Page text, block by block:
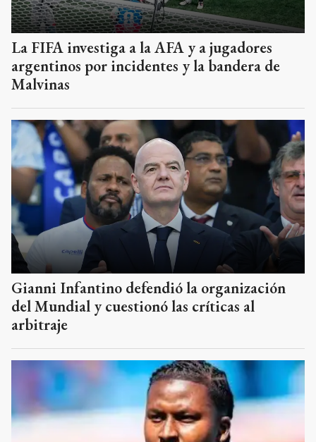
La FIFA investiga a la AFA y a jugadores
argentinos por incidentes y la bandera de
Malvinas
Gianni Infantino defendió la organización
del Mundial y cuestionó las críticas al
arbitraje